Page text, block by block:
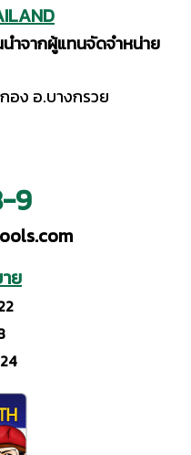
ำจากผู้แทนจัดจำหน่าย
อง อ.บางกรวย
9
ย